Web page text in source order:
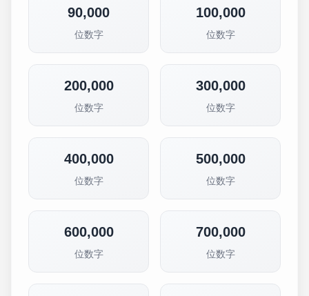
90,000
位数字
100,000
位数字
200,000
位数字
300,000
位数字
400,000
位数字
500,000
位数字
600,000
位数字
700,000
位数字